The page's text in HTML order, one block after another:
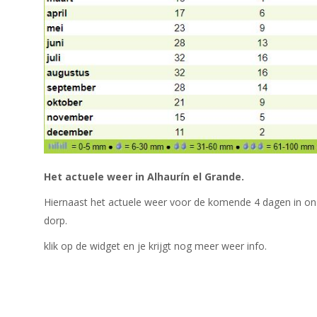
Het actuele weer in Alhaurín el Grande.
Hiernaast het actuele weer voor de komende 4 dagen in
dorp.
klik op de widget en je krijgt nog meer weer info.